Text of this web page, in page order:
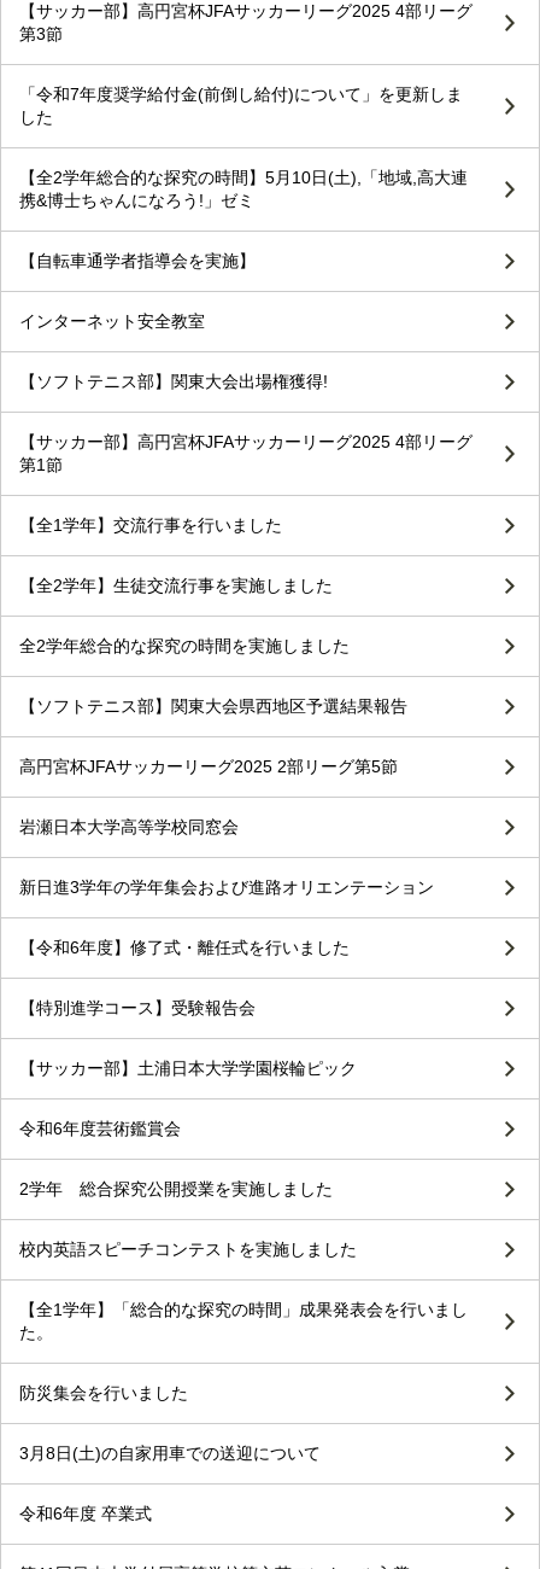
【サッカー部】高円宮杯JFAサッカーリーグ2025 4部リーグ
第3節
「令和7年度奨学給付金(前倒し給付)について」を更新しま
した
【全2学年総合的な探究の時間】5月10日(土),「地域,高大連
携&博士ちゃんになろう!」ゼミ
【自転車通学者指導会を実施】
インターネット安全教室
【ソフトテニス部】関東大会出場権獲得!
【サッカー部】高円宮杯JFAサッカーリーグ2025 4部リーグ
第1節
【全1学年】交流行事を行いました
【全2学年】生徒交流行事を実施しました
全2学年総合的な探究の時間を実施しました
【ソフトテニス部】関東大会県西地区予選結果報告
高円宮杯JFAサッカーリーグ2025 2部リーグ第5節
岩瀬日本大学高等学校同窓会
新日進3学年の学年集会および進路オリエンテーション
【令和6年度】修了式・離任式を行いました
【特別進学コース】受験報告会
【サッカー部】土浦日本大学学園桜輪ピック
令和6年度芸術鑑賞会
2学年 総合探究公開授業を実施しました
校内英語スピーチコンテストを実施しました
【全1学年】「総合的な探究の時間」成果発表会を行いまし
た。
防災集会を行いました
3月8日(土)の自家用車での送迎について
令和6年度 卒業式